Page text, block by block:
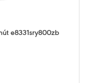
e8331sry800zb